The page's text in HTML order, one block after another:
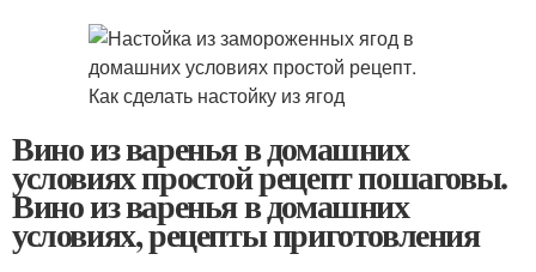
Вино из варенья в домашних
условиях простой рецепт пошаговы.
Вино из варенья в домашних
условиях, рецепты приготовления